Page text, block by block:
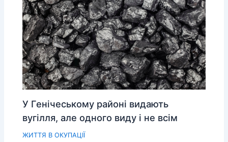
У Генічеському районі видають
вугілля, але одного виду і не всім
ЖИТТЯ В ОКУПАЦІЇ